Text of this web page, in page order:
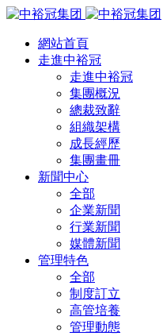
網站首頁
走進中裕冠
走進中裕冠
集團概況
總裁致辭
組織架構
成長經歷
集團畫冊
新聞中心
全部
企業新聞
行業新聞
媒體新聞
管理特色
全部
制度訂立
高管培養
管理動態